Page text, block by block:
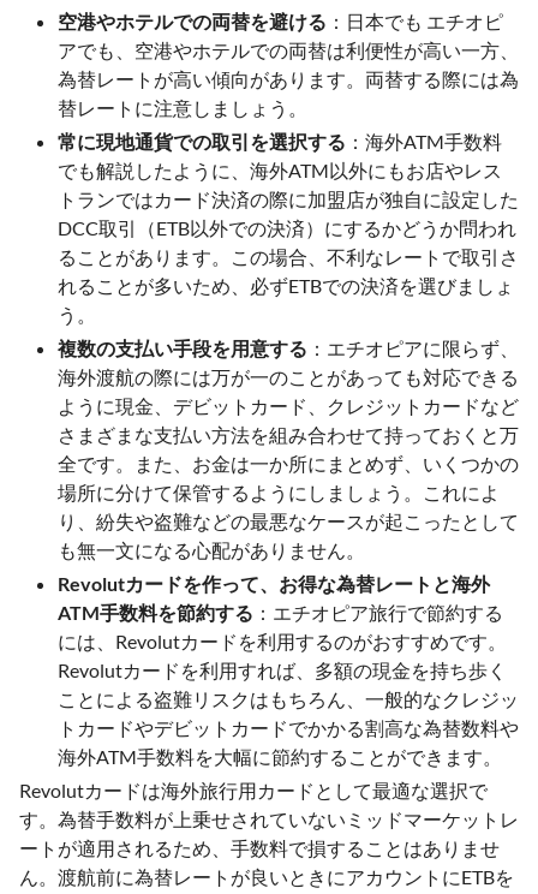
空港やホテルでの両替を避ける ：日本でも エチオピ
アでも、空港やホテルでの両替は利便性が高い一方、
為替レートが高い傾向があります。両替する際には為
替レートに注意しましょう。
常に現地通貨での取引を選択する ：海外ATM手数料
でも解説したように、海外ATM以外にもお店やレス
トランではカード決済の際に加盟店が独自に設定した
DCC取引（ETB以外での決済）にするかどうか問われ
ることがあります。この場合、不利なレートで取引さ
れることが多いため、必ずETBでの決済を選びましょ
う。
複数の支払い手段を用意する ：エチオピアに限らず、
海外渡航の際には万が一のことがあっても対応できる
ように現金、デビットカード、クレジットカードなど
さまざまな支払い方法を組み合わせて持っておくと万
全です。また、お金は一か所にまとめず、いくつかの
場所に分けて保管するようにしましょう。これによ
り、紛失や盗難などの最悪なケースが起こったとして
も無一文になる心配がありません。
Revolutカードを作って、お得な為替レートと海外
ATM手数料を節約する ：エチオピア旅行で節約する
には、Revolutカードを利用するのがおすすめです。
Revolutカードを利用すれば、多額の現金を持ち歩く
ことによる盗難リスクはもちろん、一般的なクレジッ
トカードやデビットカードでかかる割高な為替数料や
海外ATM手数料を大幅に節約することができます。
Revolutカードは海外旅行用カードとして最適な選択で
す。為替手数料が上乗せされていないミッドマーケットレ
ートが適用されるため、手数料で損することはありませ
ん。渡航前に為替レートが良いときにアカウントにETBを